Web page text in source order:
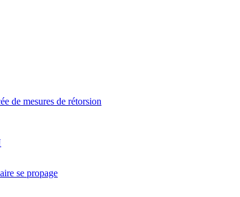
de mesures de rétorsion
se propage